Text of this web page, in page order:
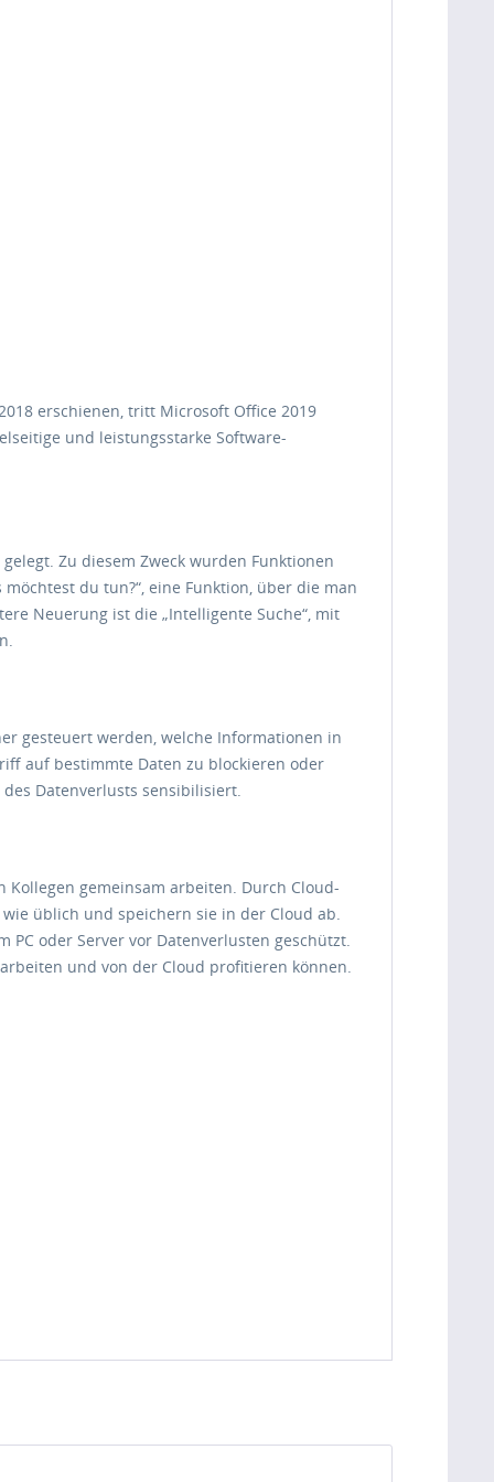
erschienen, tritt Microsoft Office 2019
und leistungsstarke Software-
Zu diesem Zweck wurden Funktionen
du tun?“, eine Funktion, über die man
Neuerung ist die „Intelligente Suche“, mit
gesteuert werden, welche Informationen in
auf bestimmte Daten zu blockieren oder
Datenverlusts sensibilisiert.
gemeinsam arbeiten. Durch Cloud-
üblich und speichern sie in der Cloud ab.
oder Server vor Datenverlusten geschützt.
und von der Cloud profitieren können.